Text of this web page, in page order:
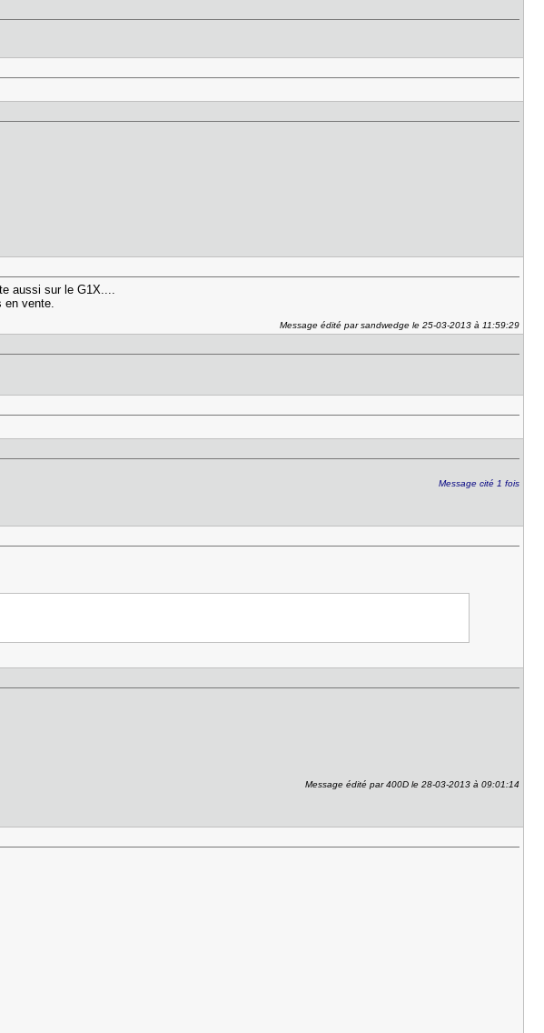
aussi sur le G1X....
en vente.
Message édité par sandwedge le 25-03-2013 à 11:59:29
Message cité 1 fois
Message édité par 400D le 28-03-2013 à 09:01:14